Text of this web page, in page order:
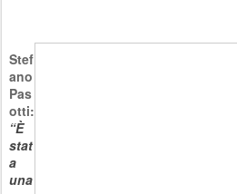
Stef
ano
Pas
otti:
“È
stat
a
una